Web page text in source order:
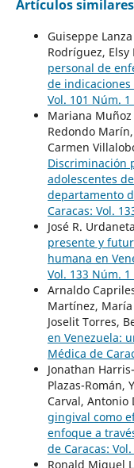
Artículos similares
Guiseppe
Rodríguez, Elsy
personal de
de indicaciones
Vol. 101 Núm. 1
Mariana
Redondo
Carmen
Discriminación
adolescentes
departamento
Caracas: Vol.
José R.
presente y
humana en
Vol. 133 Núm. 1
Arnaldo
Martínez,
Joselit Torres,
en Venezuela:
Médica de
Jonathan
Plazas-Román,
Carval, Antonio
gingival como
enfoque a
de Caracas:
Ronald Miguel